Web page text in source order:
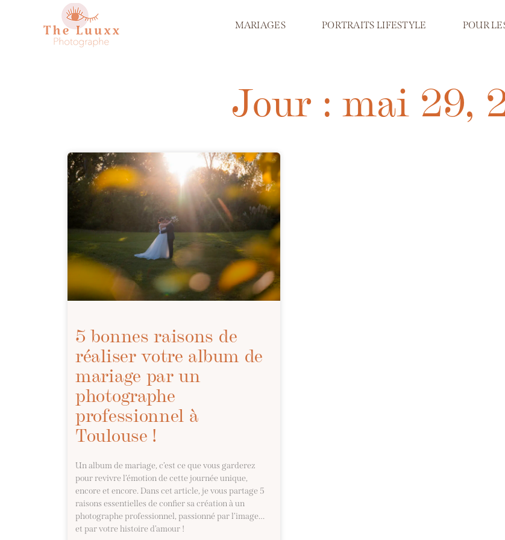
MARIAGES PORTRAITS LIFESTYLE POUR
Jour : mai 29,
5 bonnes raisons de
réaliser votre album de
mariage par un
photographe
professionnel à
Toulouse !
Un album de mariage, c’est ce que vous garderez
pour revivre l’émotion de cette journée unique,
encore et encore. Dans cet article, je vous partage 5
raisons essentielles de confier sa création à un
photographe professionnel, passionné par l’image…
et par votre histoire d’amour !